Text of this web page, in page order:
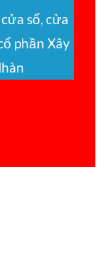
sổ, cửa
phần Xây